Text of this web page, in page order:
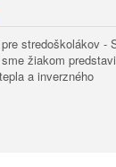
stredoškolákov -
žiakom
a inverzného